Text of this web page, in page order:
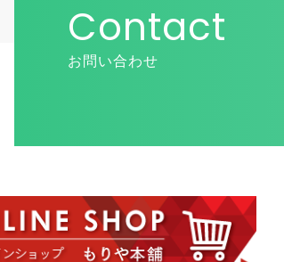
Contact
お問い合わせ